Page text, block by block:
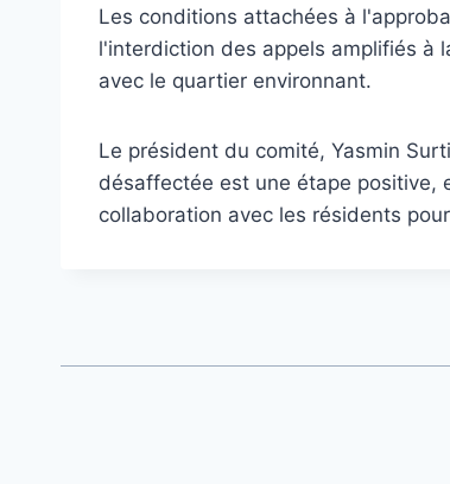
Les conditions attachées à
l'interdiction des appels amplifiés à
avec le quartier environnant.
Le président du comité, Yasmin
désaffectée est une étape positive,
collaboration avec les résidents